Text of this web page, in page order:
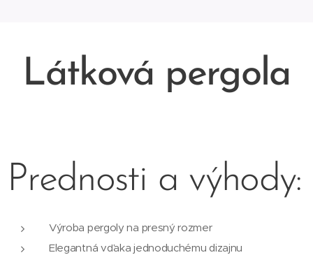
Látková pergola
Prednosti a výhody:
Výroba pergoly na presný rozmer
Elegantná vďaka jednoduchému dizajnu